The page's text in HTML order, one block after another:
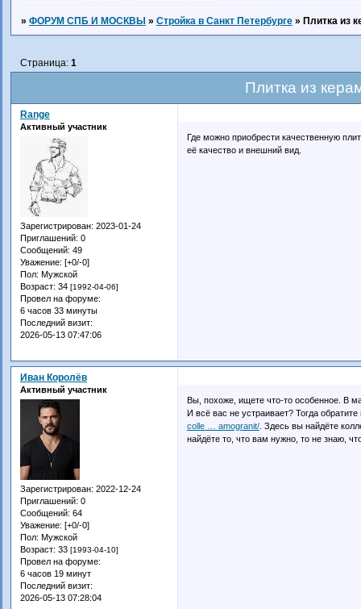
» ФОРУМ СПБ И МОСКВЫ » Стройка в Санкт Петербурге » Плитка из
Плитка из
Страница: 1
Range
Активный участник
Зарегистрирован: 2023-01-24
Приглашений: 0
Сообщений: 49
Уважение: [+0/-0]
Пол: Мужской
Возраст: 34 [1992-04-06]
Провел на форуме:
6 часов 33 минуты
Последний визит:
2026-05-13 07:47:06
Где можно приобрести качественную
её качество и внешний вид.
Иван Королёв
Активный участник
Зарегистрирован: 2022-12-24
Приглашений: 0
Сообщений: 64
Уважение: [+0/-0]
Пол: Мужской
Возраст: 33 [1993-04-10]
Провел на форуме:
6 часов 19 минут
Последний визит:
2026-05-13 07:28:04
Вы, похоже, ищете что-то особенное. В
И всё вас не устраивает? Тогда
colle … amogranit/. Здесь вы найдёте
найдёте то, что вам нужно, то не знаю,